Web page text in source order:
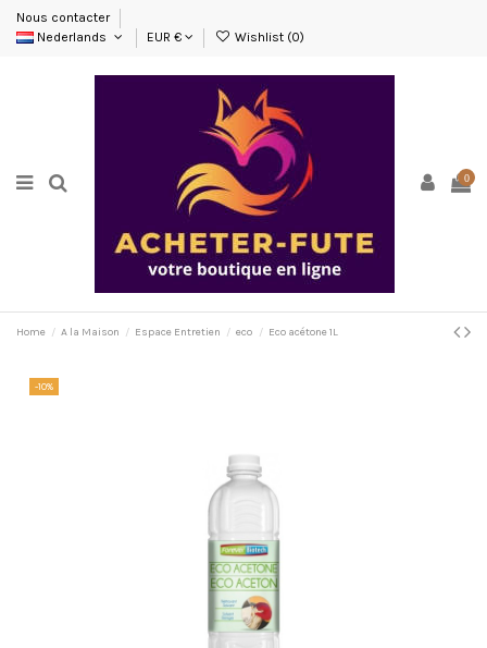
Nous contacter
Nederlands
EUR € Wishlist (0)
0
Home A la Maison Espace Entretien eco Eco acétone 1L
-10%